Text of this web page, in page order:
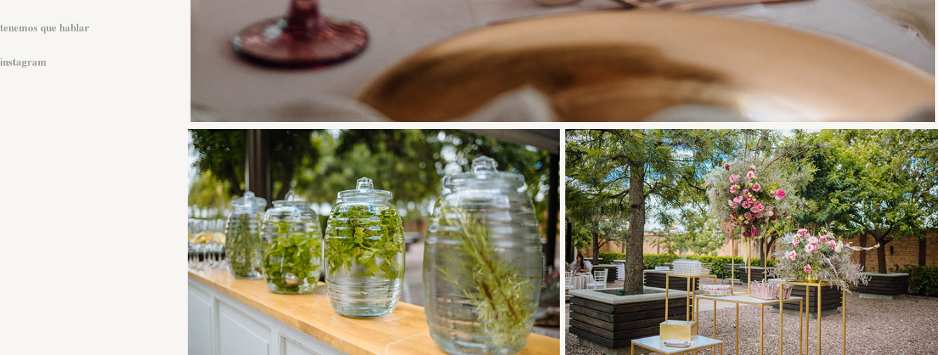
tenemos que hablar
instagram